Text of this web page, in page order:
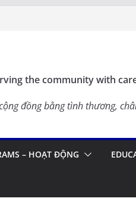
the community with
đồng bằng tình thương,
– HOẠT ĐỘNG